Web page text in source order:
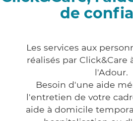
de
Les services aux
réalisés par Click&Care
l'Adour.
Besoin d'une aide
l'entretien de votre
aide à domicile